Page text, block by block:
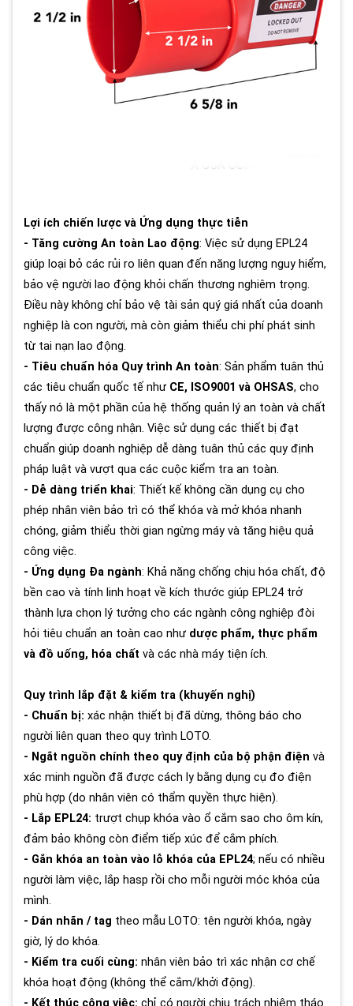
Lợi ích chiến lược và Ứng dụng thực tiễn
- Tăng cường An toàn Lao động: Việc sử dụng EPL24
giúp loại bỏ các rủi ro liên quan đến năng lượng nguy hiểm,
bảo vệ người lao động khỏi chấn thương nghiêm trọng.
Điều này không chỉ bảo vệ tài sản quý giá nhất của doanh
nghiệp là con người, mà còn giảm thiểu chi phí phát sinh
từ tai nạn lao động.
- Tiêu chuẩn hóa Quy trình An toàn: Sản phẩm tuân thủ
các tiêu chuẩn quốc tế như CE, ISO9001 và OHSAS, cho
thấy nó là một phần của hệ thống quản lý an toàn và chất
lượng được công nhận. Việc sử dụng các thiết bị đạt
chuẩn giúp doanh nghiệp dễ dàng tuân thủ các quy định
pháp luật và vượt qua các cuộc kiểm tra an toàn.
- Dễ dàng triển khai: Thiết kế không cần dụng cụ cho
phép nhân viên bảo trì có thể khóa và mở khóa nhanh
chóng, giảm thiểu thời gian ngừng máy và tăng hiệu quả
công việc.
- Ứng dụng Đa ngành: Khả năng chống chịu hóa chất, độ
bền cao và tính linh hoạt về kích thước giúp EPL24 trở
thành lựa chọn lý tưởng cho các ngành công nghiệp đòi
hỏi tiêu chuẩn an toàn cao như dược phẩm, thực phẩm
và đồ uống, hóa chất và các nhà máy tiện ích.
Quy trình lắp đặt & kiểm tra (khuyến nghị)
- Chuẩn bị: xác nhận thiết bị đã dừng, thông báo cho
người liên quan theo quy trình LOTO.
- Ngắt nguồn chính theo quy định của bộ phận điện và
xác minh nguồn đã được cách ly bằng dụng cụ đo điện
phù hợp (do nhân viên có thẩm quyền thực hiện).
- Lắp EPL24: trượt chụp khóa vào ổ cắm sao cho ôm kín,
đảm bảo không còn điểm tiếp xúc để cắm phích.
- Gắn khóa an toàn vào lỗ khóa của EPL24; nếu có nhiều
người làm việc, lắp hasp rồi cho mỗi người móc khóa của
mình.
- Dán nhãn / tag theo mẫu LOTO: tên người khóa, ngày
giờ, lý do khóa.
- Kiểm tra cuối cùng: nhân viên bảo trì xác nhận cơ chế
khóa hoạt động (không thể cắm/khởi động).